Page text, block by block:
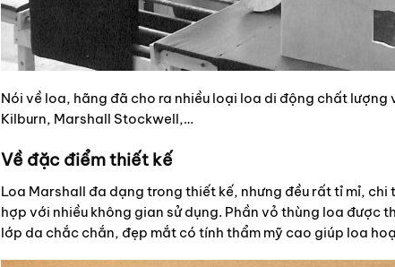
Nói về loa, hãng đã cho ra nhiều loại loa di động chất
Kilburn, Marshall Stockwell,…
Về đặc điểm thiết kế
Loa Marshall đa dạng trong thiết kế, nhưng đều rất tỉ mỉ,
hợp với nhiều không gian sử dụng. Phần vỏ thùng loa
lớp da chắc chắn, đẹp mắt có tính thẩm mỹ cao giúp loa